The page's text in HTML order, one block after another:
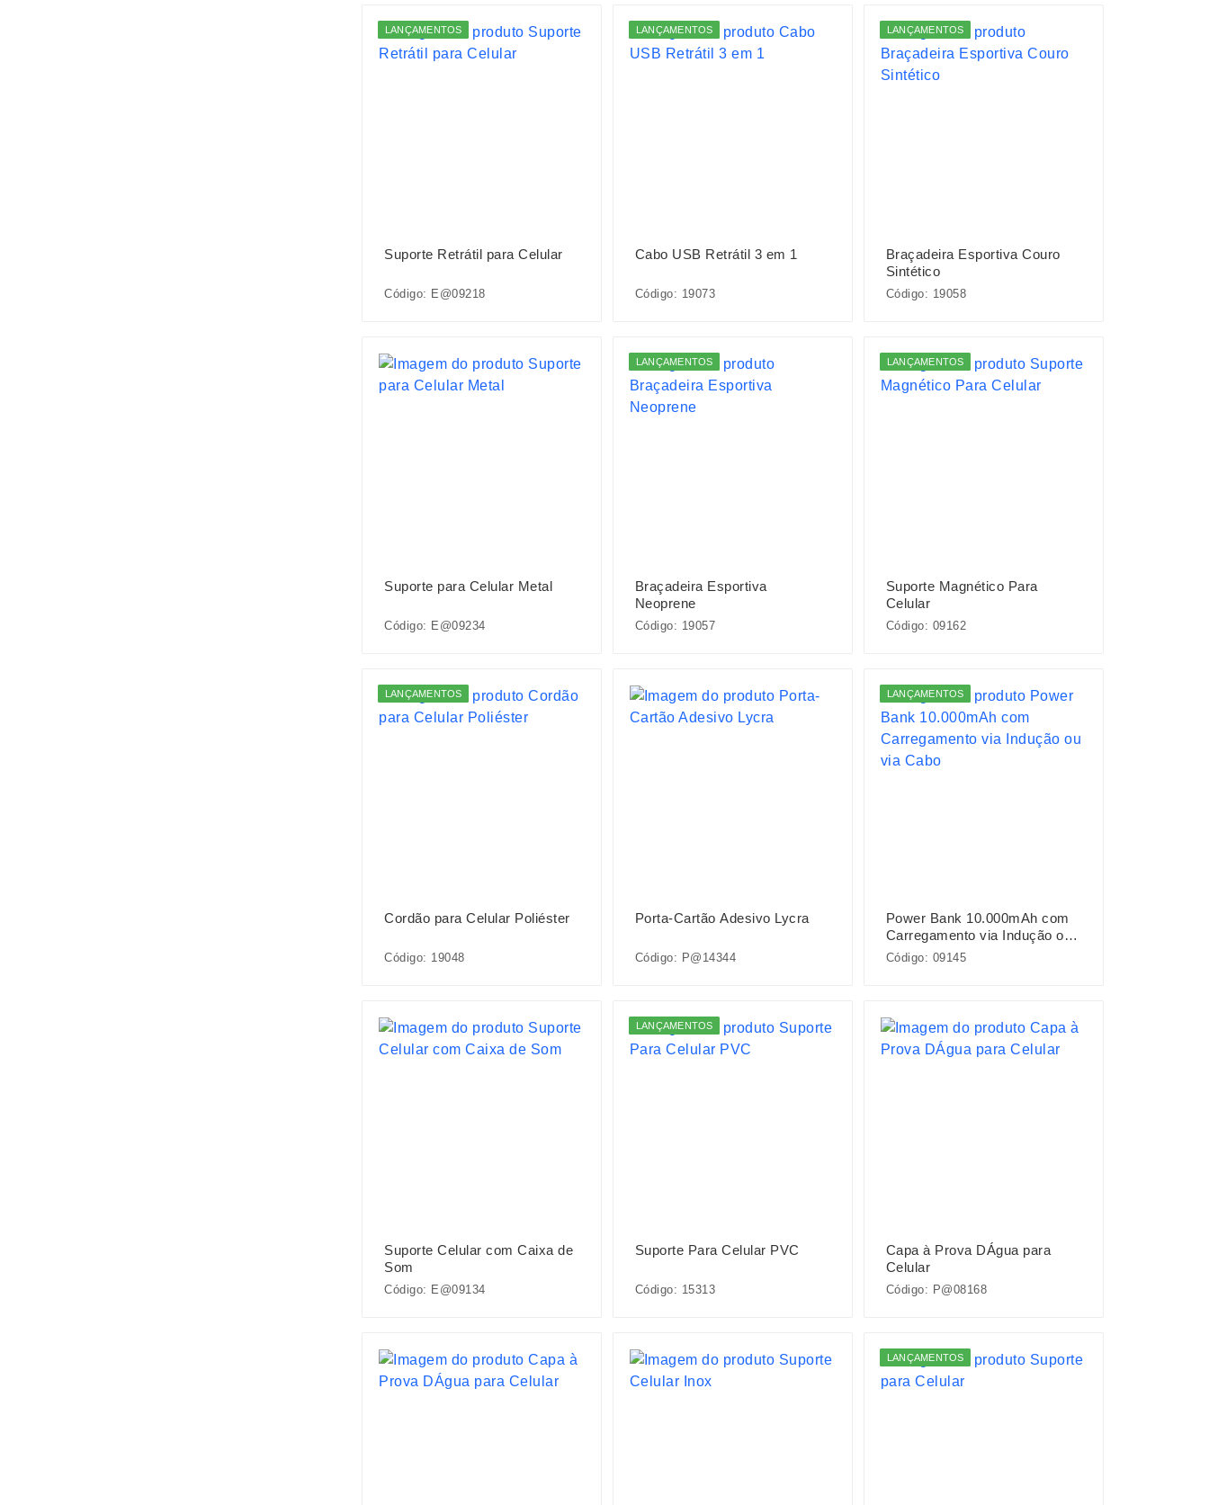
LANÇAMENTOS
Suporte Retrátil para Celular
Código: E@09218
LANÇAMENTOS
Cabo USB Retrátil 3 em 1
Código: 19073
LANÇAMENTOS
Braçadeira Esportiva Couro
Sintético
Código: 19058
Suporte para Celular Metal
Código: E@09234
LANÇAMENTOS
Braçadeira Esportiva
Neoprene
Código: 19057
LANÇAMENTOS
Suporte Magnético Para
Celular
Código: 09162
LANÇAMENTOS
Cordão para Celular Poliéster
Código: 19048
Porta-Cartão Adesivo Lycra
Código: P@14344
LANÇAMENTOS
Power Bank 10.000mAh com
Carregamento via Indução ou
via Cabo
Código: 09145
Suporte Celular com Caixa de
Som
Código: E@09134
LANÇAMENTOS
Suporte Para Celular PVC
Código: 15313
Capa à Prova DÁgua para
Celular
Código: P@08168
LANÇAMENTOS